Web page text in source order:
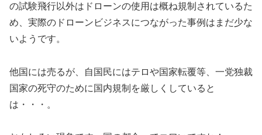
の試験飛行以外はドローンの使用は概ね規制されているた
め、実際のドローンビジネスにつながった事例はまだ少な
いようです。
他国には売るが、自国民にはテロや国家転覆等、一党独裁
国家の死守のために国内規制を厳しくしていると
は・・・。